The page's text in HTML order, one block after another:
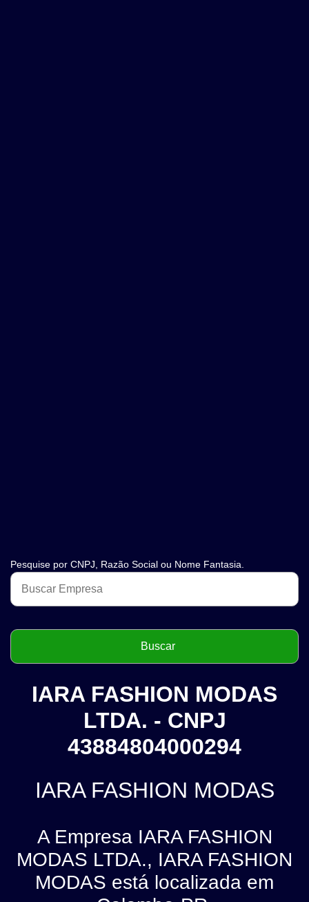
Pesquise por CNPJ, Razão Social ou Nome Fantasia.
IARA FASHION MODAS
LTDA. - CNPJ
43884804000294
IARA FASHION MODAS
A Empresa IARA FASHION
MODAS LTDA., IARA FASHION
MODAS está localizada em